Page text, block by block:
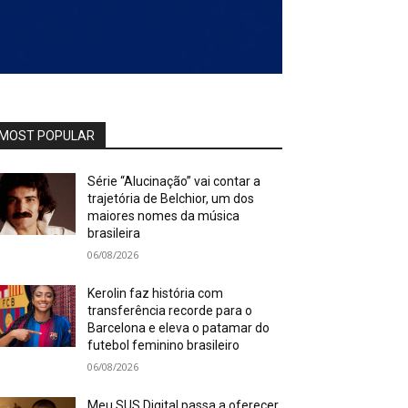
POPULAR
Série “Alucinação” vai contar a
trajetória de Belchior, um dos
maiores nomes da música
brasileira
06/08/2026
Kerolin faz história com
transferência recorde para o
Barcelona e eleva o patamar do
futebol feminino brasileiro
06/08/2026
Meu SUS Digital passa a oferecer